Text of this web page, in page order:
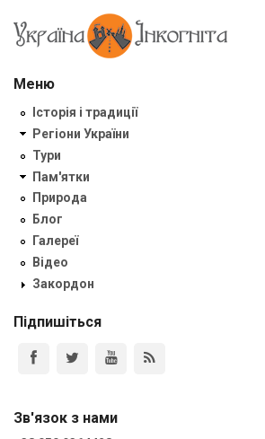
Меню
Історія і традиції
Регіони України
Тури
Пам'ятки
Природа
Блог
Галереї
Відео
Закордон
Підпишіться
Зв'язок з нами